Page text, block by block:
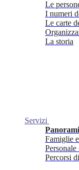
Le
I numeri
Le carte
La storia
Servizi
Famiglie
Personale
Percorsi